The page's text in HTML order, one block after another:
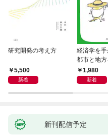
研究開発の考え方
5,500
新着
経済学を手
都市と地
よう1,980
新着
新刊配信予定